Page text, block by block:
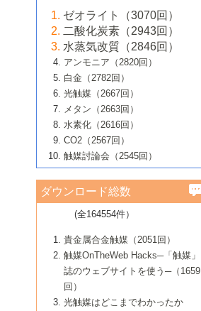
大学：オンライン・対面開催）
6号 メタン転換技術の最新動向
B号 第125回触媒討論会（2020年・工学
院大学）
5号 固体触媒による含窒素有機化合物変
換の最前線
6号 貴金属使用量低減に向けた自動車排
ガス浄化触媒の開発
B号 第123回触媒討論会（2019年・大阪
B号 第121回触媒討論会（2018年・東京
大学）
5号 水素のふるまいを解き明かす最先端
研究
6号 低級アルカンの有効利用のための触
媒技術
B号 第119回触媒討論会（2017年・首都
大学東京）
媒技術
3号 触媒研究の最先端～とびたて若き研究
者たち～（1）
4号 触媒研究の最先端～とびたて若き研究
者たち～（2）
5号 触媒研究の最先端～とびたて若き研究
者たち～（3）
6号 イオニクス材料と燃料電池・電解合成
の最新の研究動向
B号 第117回触媒討論会（2016年・大阪府
立大学）
2号 石油精製用触媒の最近の進展
3号 固体酸化物形燃料電池（SOFC）におけ
るアノード触媒上での燃料直接改質技術
4号 コアシェル構造の制御による触媒機能
5号 工業触媒およびその周辺技術の最近の
進歩
6号 ナノシート
B号 第115回触媒討論会（2015年・成蹊大
2号 光触媒反応機構に関する最新の研究動
向
開発動向
4号 人工光合成に向けた近年のアプローチ
5号 未利用熱エネルギーの有効活用に貢献
する触媒技術
6号 ポリオキソメタレート
B号 第113回触媒討論会（2014年・ロワジ
ールホテル豊橋）
1号 高耐久性燃料電池システム用触媒にお
ける新展開
2号 リビングラジカル重合の最近の動向
3号 天然ガスの化学工業的展開に関する触
媒技術
4号 貴金属触媒の精密構造制御とその活用
5号 バイオマス化成品製造のための固体触
6号 ナノ空間─吸着状態解析から新機能開拓
B号 第111回触媒討論会（2013年・関西大
▼54巻（2012年）
1号 規則性多孔体の利用技術における最近
の進歩
2号 第109回触媒討論会
3号 貴金属低減技術の最新動向
4号 貴金属代替技術の最新動向
5号 光触媒による物質変換反応の新展開
6号 グラフェン
7号 水素を利用する化成品合成の新潮流
▼53巻（2011年）
1号 金属学から見る合金触媒の新展開
2号 第107回触媒討論会
3号 触媒のその場観察法の進歩（１）
4号 触媒のその場観察法の進歩（２）
5号 不活性結合の触媒的活性化による有機
合成
6号 新しい固体酸触媒技術
7号 ゼオライト合成における最近の進歩
▼52巻（2010年）
1号 触媒の劣化対策と長寿命触媒開発
2号 第105回触媒討論会
3号 ナノ構造が拓く新機能
4号 活性サイトおよびその環境の精密な設
計による触媒の高機能化
5号 触媒を有効に使うための技術
7号 有機分子触媒による精密有機合成
8号 高機能化ポリオレフィンに向けた重合
触媒の最近の進展
1号 炭素材料－熱い注目を集める材料－
2号 第103回触媒討論会
3号 環境浄化用光触媒の現状と課題
4号 水素社会の実現に向けた水素製造・貯
蔵技術の進歩
5号 CO2が関わる触媒・材料
7号 持続可能社会実現のための触媒および
触媒関連技術
▼50巻（2008年）
1号 触媒化学と学会のこの10年，半世紀，
そして未来
2号 第101回触媒討論会
4号 錯体を利用したユニークな表面構造の
構築と機能
5号 若手会員による触媒研究の未来展望1：
企業編
6号 第102回触媒討論会
7号 触媒・化学反応における計算化学の進
▼49巻（2007年）
1号 含フッ素化合物の合成と触媒
2号 第99回触媒討論会
3号 実用的ファインケミカル合成プロセス
を実現する触媒
5号 こんな物質，あんな物質―新たな触媒
の可能性―
7号 『結晶の化学』を活かした触媒研究
▼48巻（2006年）
1号 固体酸触媒の最近の進歩
2号 第97回触媒討論会
3号 リビング重合触媒の最近の展開
5号 水素製造・貯蔵のための触媒技術の新
しい展開
6号 第98回触媒討論会
7号 基礎化学品製造の触媒技術
1号 最近の触媒担体とその効果
2号 第95回触媒討論会
4号 水分解用光触媒材料
5号 時間分解分光の進歩と応用
6号 第96回触媒討論会
▼46巻（2004年）
1号 部分酸化反応触媒の最前線
2号 第93回触媒討論会
3号 特殊エネルギー場の触媒反応
4号 生体内における金属の触媒作用
5号 ファインケミカルズの展開に寄与する
▼45巻（2003年）
1号 なぜこの触媒が良いのか？
2号 第91回触媒討論会
3号 最近の自動車排ガス処理技術
4号 触媒研究の現状と将来─第90回触媒討論
▼44巻（2002年）
1号 高次制御された触媒の化学
2号 第89回触媒討論会
3号 触媒を利用した電気化学の新展開
▼43巻（2001年）
1号 グリーンケミストリーと触媒
2号 第87回触媒討論会特集号
▼42巻（2000年）
1号 触媒反応工学の明日を拓く
▼41巻（1999年）
ゼオライト（3070回）
二酸化炭素（2943回）
水蒸気改質（2846回）
アンモニア（2820回）
白金（2782回）
光触媒（2667回）
メタン（2663回）
水素化（2616回）
CO2（2567回）
触媒討論会（2545回）
ダウンロード総数
(全164554件）
貴金属合金触媒（2051回）
触媒OnTheWeb Hacks─「触媒」
誌のウェブサイトを使う─（1659
回）
光触媒はどこまでわかったか